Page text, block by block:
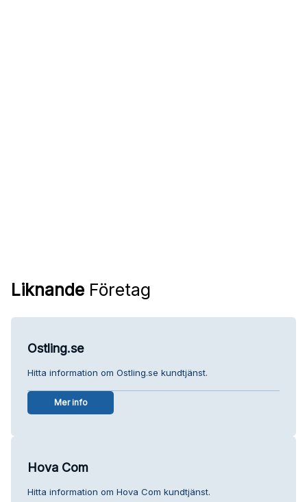
Liknande Företag
Ostling.se
Hitta information om Ostling.se kundtjänst.
Mer info
Hova Com
Hitta information om Hova Com kundtjänst.